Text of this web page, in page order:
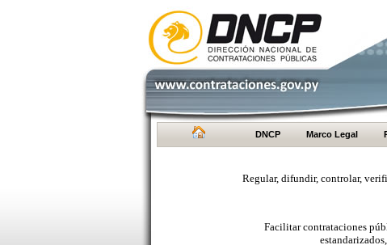
DNCP Marco Legal
Regular, difundir, controlar,
Facilitar contrataciones